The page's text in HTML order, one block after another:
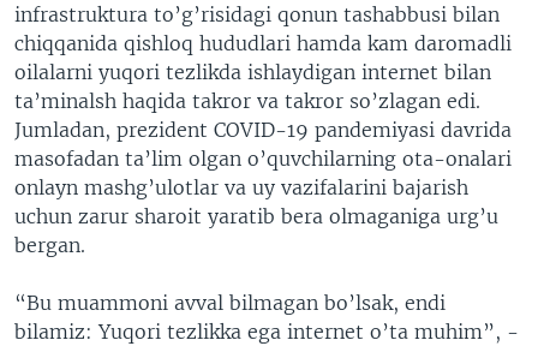
infrastruktura to’g’risidagi qonun tashabbusi bilan
chiqqanida qishloq hududlari hamda kam daromadli
oilalarni yuqori tezlikda ishlaydigan internet bilan
ta’minalsh haqida takror va takror so’zlagan edi.
Jumladan, prezident COVID-19 pandemiyasi davrida
masofadan ta’lim olgan o’quvchilarning ota-onalari
onlayn mashg’ulotlar va uy vazifalarini bajarish
uchun zarur sharoit yaratib bera olmaganiga urg’u
bergan.
“Bu muammoni avval bilmagan bo’lsak, endi
bilamiz: Yuqori tezlikka ega internet o’ta muhim”, -